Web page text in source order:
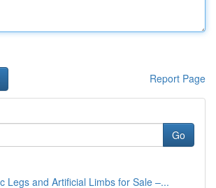
Report Page
Go
Legs and Artificial Limbs for Sale –...